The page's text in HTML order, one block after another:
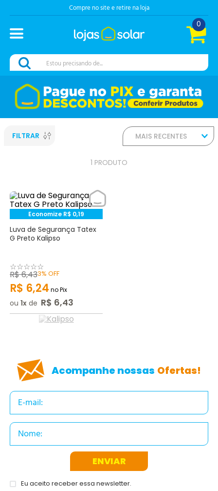
Compre no site e retire na loja
0
Estou precisando de...
FILTRAR MAIS RECENTES
1 PRODUTO
Economize R$ 0,19
Luva de Segurança Tatex
G Preto Kalipso
☆☆☆☆☆
R$6,433% OFF
R$ 6,24 no Pix
ou 1 de R$ 6,43
Acompanhe nossas Ofertas!
ENVIAR
Eu aceito receber essa newsletter.